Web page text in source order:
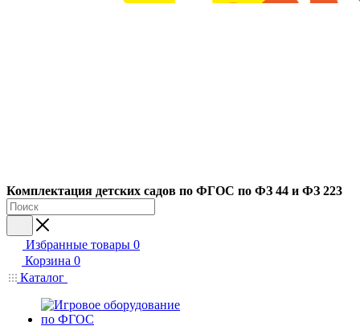
Комплектация детских садов по ФГОC по ФЗ 44 и ФЗ 223
Избранные товары 0
Корзина 0
Каталог